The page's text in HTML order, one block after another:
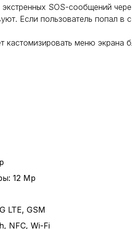
SOS-сообщений
Если пользователь
кастомизировать меню экрана
12 Mp
LTE, GSM
NFC, Wi-Fi